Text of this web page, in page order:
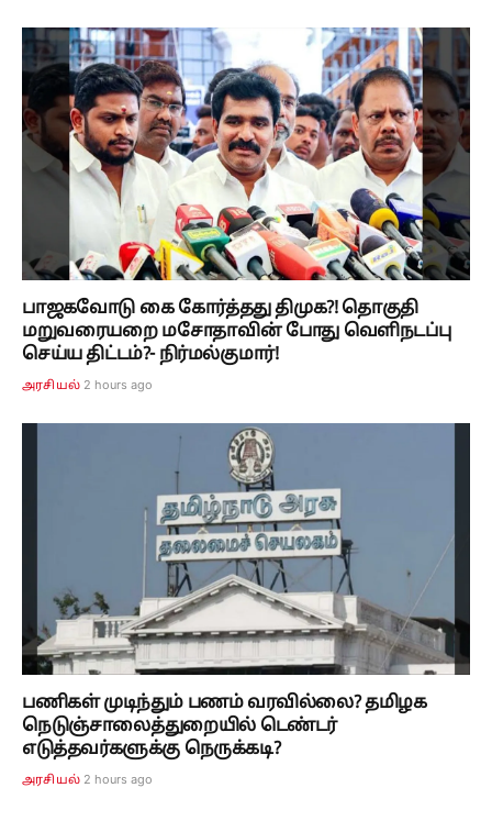
பாஜகவோடு கை கோர்த்தது திமுக?! தொகுதி
மறுவரையறை மசோதாவின் போது வெளிநடப்பு
செய்ய திட்டம்?- நிர்மல்குமார்!
அரசியல் 2 hours ago
பணிகள் முடிந்தும் பணம் வரவில்லை? தமிழக
நெடுஞ்சாலைத்துறையில் டெண்டர்
எடுத்தவர்களுக்கு நெருக்கடி?
அரசியல் 2 hours ago